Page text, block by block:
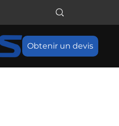
Obtenir un devis